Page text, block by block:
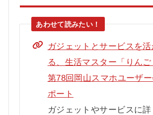
ガジェットとサービスを活
る、生活マスター「りんご
第78回岡山スマホユーザ
ポート
ガジェットやサービスに